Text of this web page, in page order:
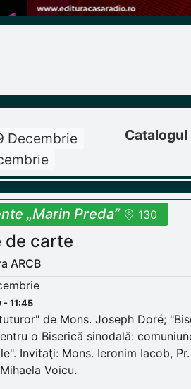
Decembrie
„Marin Preda” 130
de carte
ARCB
- 11:45
de Mons. Joseph Doré;
o Biserică sinodală:
Invitaţi: Mons. Ieronim Iacob,
Voicu.